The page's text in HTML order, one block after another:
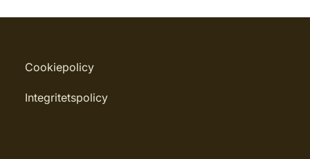
Cookiepolicy
Integritetspolicy